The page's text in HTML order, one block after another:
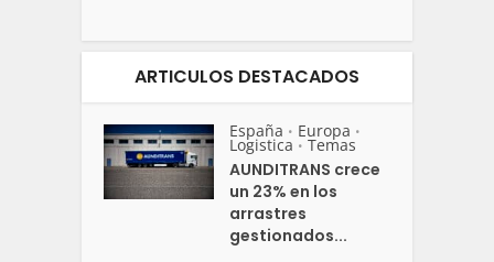
ARTICULOS DESTACADOS
España • Europa •
Logistica • Temas
AUNDITRANS crece
un 23% en los
arrastres
gestionados...